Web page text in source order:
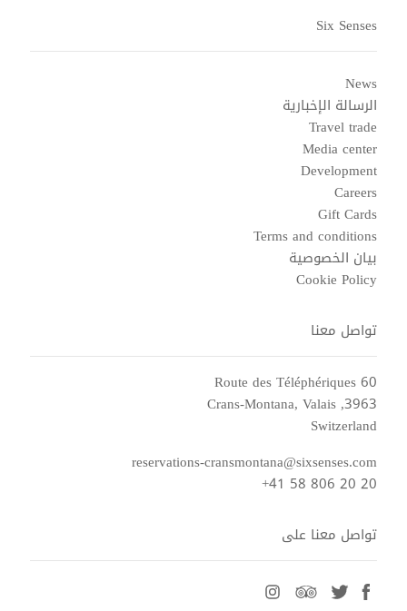
Six Senses
News
الرسالة الإخبارية
Travel trade
Media center
Development
Careers
Gift Cards
Terms and conditions
بيان الخصوصية
Cookie Policy
تواصل معنا
Route des Téléphériques 60
3963, Crans-Montana, Valais
Switzerland
reservations-cransmontana@sixsenses.com
+41 58 806 20 20
تواصل معنا على
facebook
twitter
tripadvisor